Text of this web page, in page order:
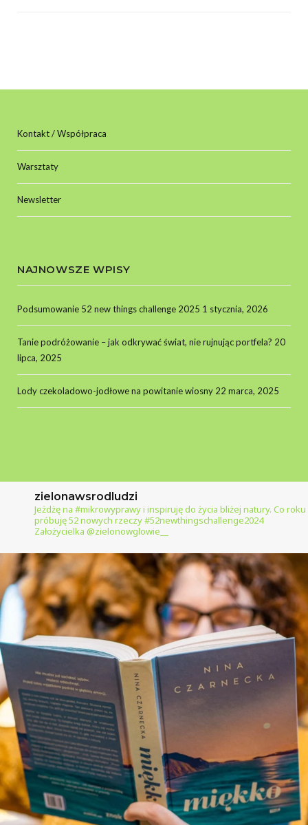
Kontakt / Współpraca
Warsztaty
Newsletter
NAJNOWSZE WPISY
Podsumowanie 52 new things challenge 2025 1 stycznia, 2026
Tanie podróżowanie – jak odkrywać świat, nie rujnując portfela? 20
lipca, 2025
Lody czekoladowo-jodłowe na powitanie wiosny 22 marca, 2025
zielonawsrodludzi
Jeżdżę na #mikrowyprawy i inspiruję do życia bliżej natury. Co roku
próbuję 52 nowych rzeczy #52newthingschallenge2024
Założycielka @zielonowglowie__